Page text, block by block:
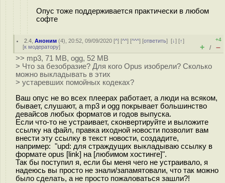
Опус тоже поддерживается практически в любом
софте
2.4 ,Аноним (4), 20:52, 09/09/2020 [^] [^^] [^^^] [ответить][↓] [↑]
[к модератору]
+4
+ / –
>> mp3, 71 MB, ogg, 52 MB
> Что за безобразие? Для кого Opus изобрели? Сколько
можно выкладывать в этих
> устаревших помойных кодеках?
Ваш опус не во всех плеерах работает, а люди на всяком,
бывает, слушают, а mp3 и ogg покрывает большинство
девайсов любых форматов и годов выпуска.
Если что-то не устраивает, сконвертируйте и выложите
ссылку на файл, правка иходной новости позволит вам
внести эту ссылку в текст новости, создадите,
например: "upd: для страждущих выкладываю ссылку в
формате opus [link] на [любимом хостинге]".
Так бы поступил я, если бы меня чего не устраивало, я
надеюсь вы просто не знали/запамятовали, что так можно
было сделать, а не просто пожаловаться зашли?!